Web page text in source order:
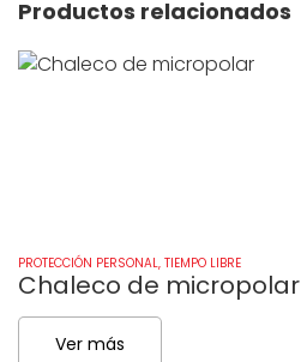
Productos relacionados
PROTECCIÓN PERSONAL, TIEMPO LIBRE
Chaleco de micropolar
Ver más